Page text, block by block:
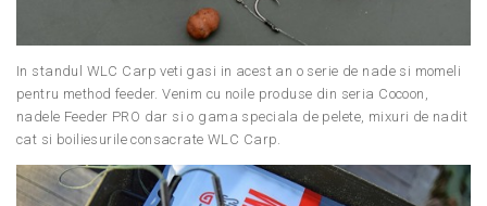
In standul WLC Carp veti gasi in acest an o serie de nade si momeli
pentru method feeder. Venim cu noile produse din seria Cocoon,
nadele Feeder PRO dar si o gama speciala de pelete, mixuri de nadit
cat si boiliesurile consacrate WLC Carp.